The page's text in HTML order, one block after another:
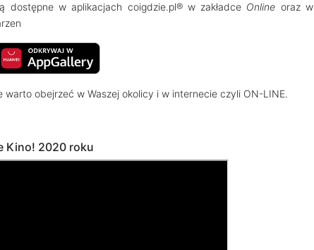
dostępne w aplikacjach coigdzie.pl® w zakładce Online oraz w
obejrzeć w Waszej okolicy i w internecie czyli ON-LINE.
Kino! 2020 roku